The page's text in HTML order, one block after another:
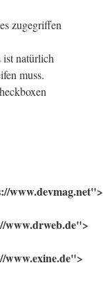
zugegriffen
ist natürlich
muss.
www.devmag.net">
www.drweb.de">